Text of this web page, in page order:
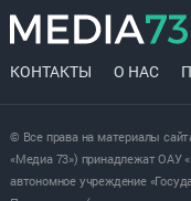
КОНТАКТЫ О НАС
© Все права на материалы
«Медиа 73») принадлежат ОАУ
автономное учреждение